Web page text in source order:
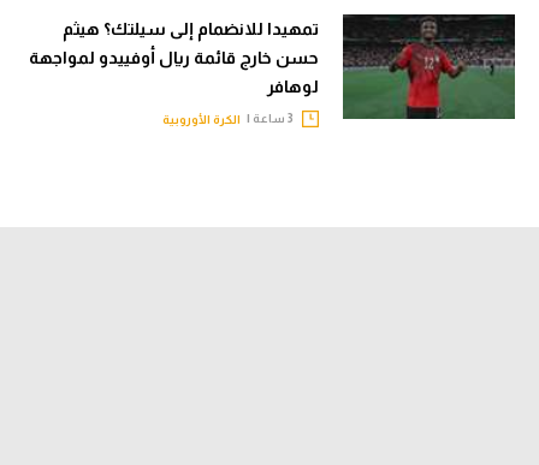
تمهيدا للانضمام إلى سيلتك؟ هيثم
حسن خارج قائمة ريال أوفييدو لمواجهة
لوهافر
الكرة الأوروبية